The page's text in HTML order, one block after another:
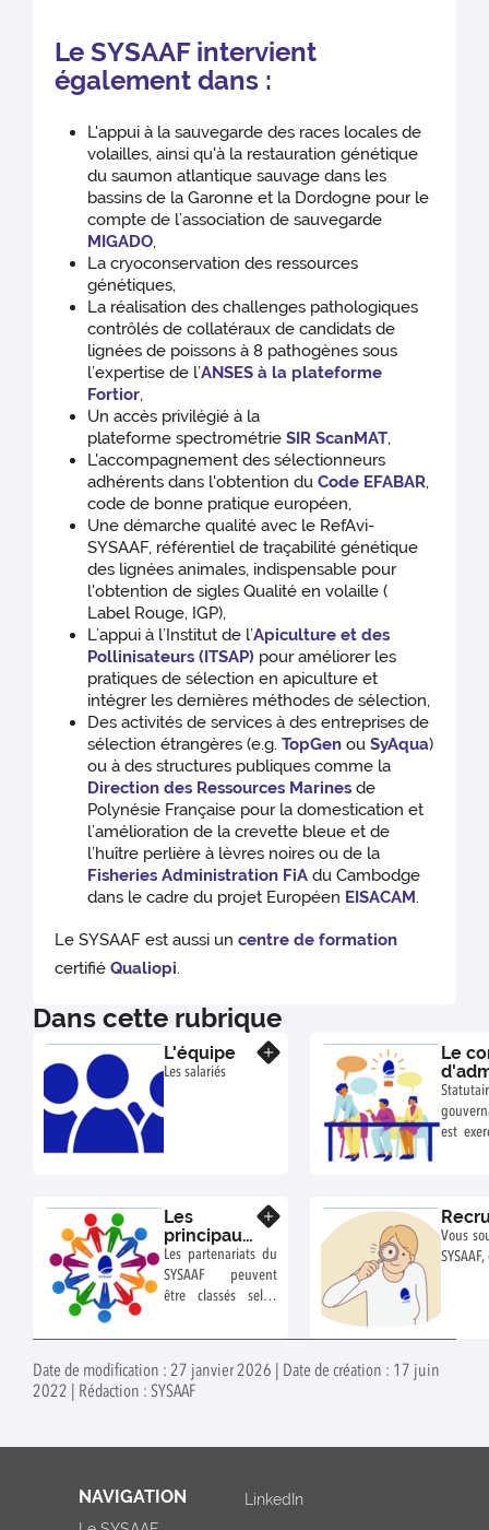
Le SYSAAF intervient
également dans :
L'appui à la sauvegarde des races locales de
volailles, ainsi qu'à la restauration génétique
du saumon atlantique sauvage dans les
bassins de la Garonne et la Dordogne pour le
compte de l’association de sauvegarde
MIGADO,
La cryoconservation des ressources
génétiques,
La réalisation des challenges pathologiques
contrôlés de collatéraux de candidats de
lignées de poissons à 8 pathogènes sous
l’expertise de l’ANSES à la plateforme
Fortior,
Un accès privilégié à la
plateforme spectrométrieSIR ScanMAT,
L'accompagnement des sélectionneurs
adhérents dans l'obtention duCode EFABAR,
code de bonne pratique européen,
Une démarche qualité avec le RefAvi-
SYSAAF, référentiel de traçabilité génétique
des lignées animales, indispensable pour
l'obtention de sigles Qualité en volaille (
Label Rouge, IGP),
L’appui à l’Institut de l’Apiculture et des
Pollinisateurs (ITSAP) pour améliorer les
pratiques de sélection en apiculture et
intégrer les dernières méthodes de sélection,
Des activités de services à des entreprises de
sélection étrangères (e.g.TopGen ouSyAqua)
ou à des structures publiques comme la
Direction des Ressources Marines de
Polynésie Française pour la domestication et
l’amélioration de la crevette bleue et de
l’huître perlière à lèvres noires ou de la
Fisheries Administration FiA du Cambodge
dans le cadre du projet Européen EISACAM.
Le SYSAAF est aussi uncentre de formation
certifiéQualiopi.
Dans cette rubrique
L'équipe
Les salariés
Le
est
Les
principaux
partenaires
du SYSAAF
Les partenariats du
SYSAAF peuvent
être classés selon
Institutionnels,
développement,
Professionnels des
Vous
Date de modification : 27 janvier 2026 | Date de création : 17 juin
2022 | Rédaction : SYSAAF
NAVIGATION LinkedIn